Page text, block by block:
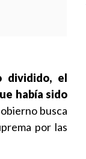
dividido, el
había sido
busca
por las